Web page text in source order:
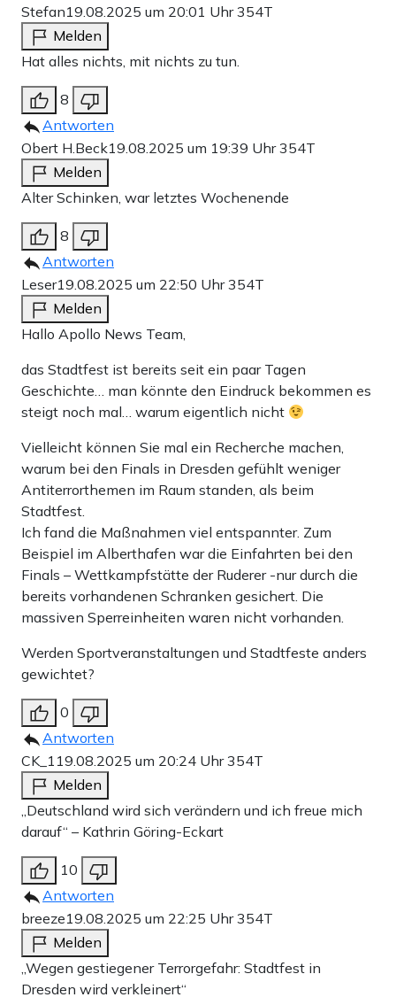
Stefan19.08.2025 um 20:01 Uhr354T
Melden
Hat alles nichts, mit nichts zu tun.
8
Antworten
Obert H.Beck19.08.2025 um 19:39 Uhr354T
Melden
Alter Schinken, war letztes Wochenende
8
Antworten
Leser19.08.2025 um 22:50 Uhr354T
Melden
Hallo Apollo News Team,
das Stadtfest ist bereits seit ein paar Tagen
Geschichte… man könnte den Eindruck bekommen es
steigt noch mal… warum eigentlich nicht
Vielleicht können Sie mal ein Recherche machen,
warum bei den Finals in Dresden gefühlt weniger
Antiterrorthemen im Raum standen, als beim
Stadtfest.
Ich fand die Maßnahmen viel entspannter. Zum
Beispiel im Alberthafen war die Einfahrten bei den
Finals – Wettkampfstätte der Ruderer -nur durch die
bereits vorhandenen Schranken gesichert. Die
massiven Sperreinheiten waren nicht vorhanden.
Werden Sportveranstaltungen und Stadtfeste anders
gewichtet?
0
Antworten
CK_1 19.08.2025 um 20:24 Uhr354T
Melden
„Deutschland wird sich verändern und ich freue mich
darauf“ – Kathrin Göring-Eckart
10
Antworten
breeze19.08.2025 um 22:25 Uhr354T
Melden
„Wegen gestiegener Terrorgefahr: Stadtfest in
Dresden wird verkleinert“